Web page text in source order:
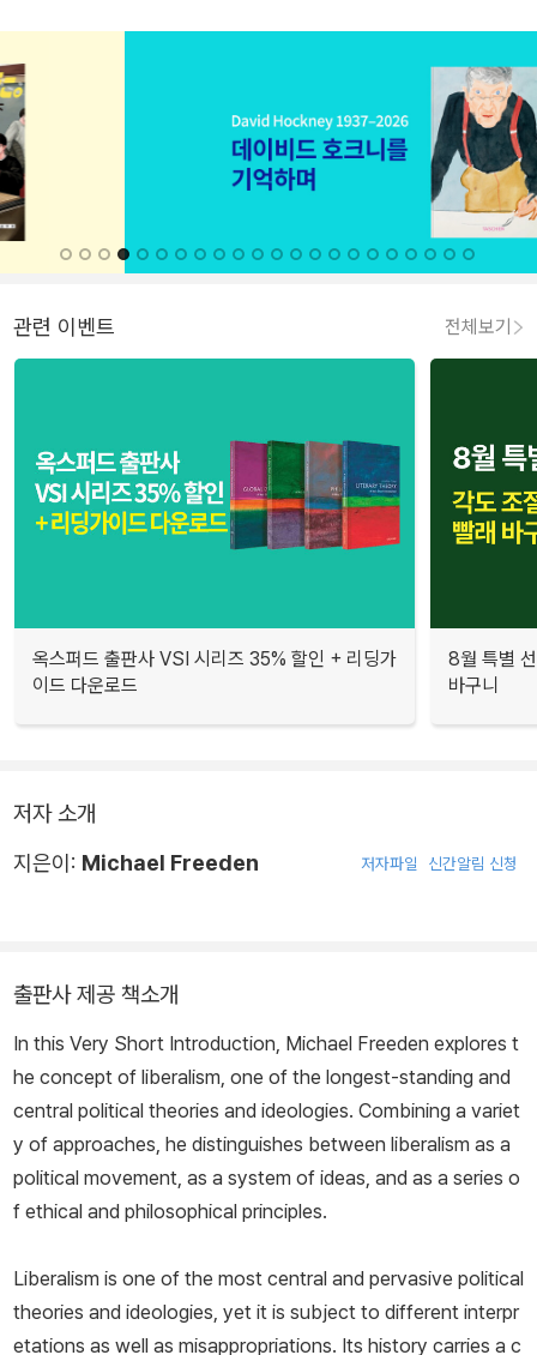
관련 이벤트 전체보기
옥스퍼드 출판사 VSI 시리즈 35% 할인 + 리딩가
이드 다운로드
8월 특별
바구니
저자 소개
지은이: Michael Freeden 저자파일 신간알림 신청
출판사 제공 책소개
In this Very Short Introduction, Michael Freeden explores t
he concept of liberalism, one of the longest-standing and
central political theories and ideologies. Combining a variet
y of approaches, he distinguishes between liberalism as a
political movement, as a system of ideas, and as a series o
f ethical and philosophical principles.
Liberalism is one of the most central and pervasive political
theories and ideologies, yet it is subject to different interpr
etations as well as misappropriations. Its history carries a c